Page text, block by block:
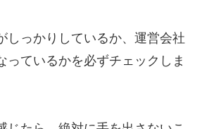
しっかりしているか、運営会社
っているかを必ずチェックしま